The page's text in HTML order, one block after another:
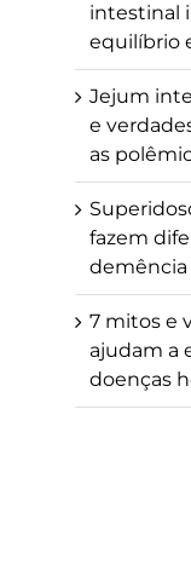
intestinal
equilíbrio
Jejum
e
as
fazem
demência
7 mitos e
ajudam a
doenças